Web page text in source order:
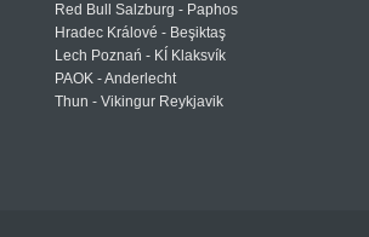
Red Bull Salzburg - Paphos
Hradec Králové - Beşiktaş
Lech Poznań - KÍ Klaksvík
PAOK - Anderlecht
Thun - Vikingur Reykjavik